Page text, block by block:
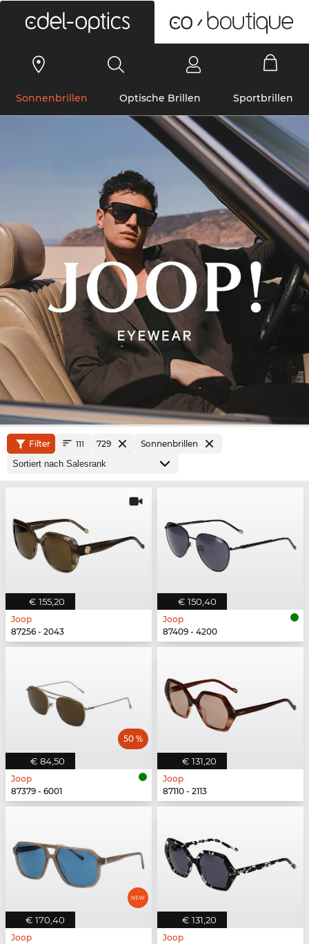
Sonnenbrillen Optische Brillen Sportbrillen
Filter 111 729 Sonnenbrillen
€ 155,20
Joop
87256 - 2043
€ 150,40
Joop
87409 - 4200
€ 84,50
50 %
Joop
87379 - 6001
€ 131,20
Joop
87110 - 2113
€ 170,40
Joop
€ 131,20
Joop